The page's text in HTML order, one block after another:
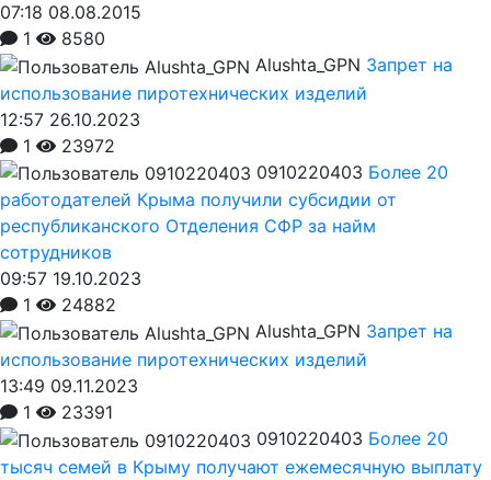
07:18 08.08.2015
1
8580
Alushta_GPN Запрет на
использование пиротехнических изделий
12:57 26.10.2023
1
23972
0910220403 Более 20
работодателей Крыма получили субсидии от
республиканского Отделения СФР за найм
сотрудников
09:57 19.10.2023
1
24882
Alushta_GPN Запрет на
использование пиротехнических изделий
13:49 09.11.2023
1
23391
0910220403 Более 20
тысяч семей в Крыму получают ежемесячную выплату